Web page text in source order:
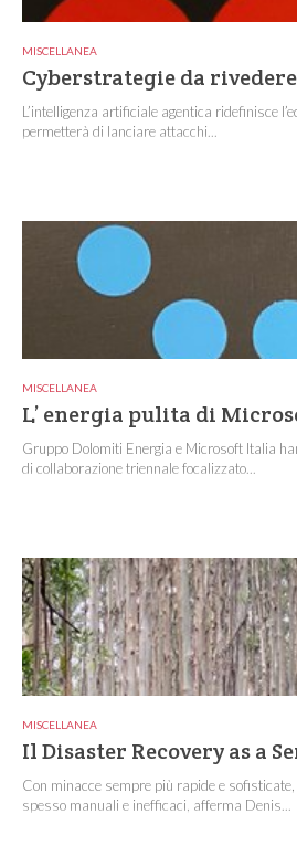
MISCELLANEA
Cyberstrategie da rivedere
L’intelligenza artificiale agentica ridefinisce
permetterà di lanciare attacchi...
MISCELLANEA
L’ energia pulita di
Gruppo Dolomiti Energia e Microsoft Italia
di collaborazione triennale focalizzato...
MISCELLANEA
Il Disaster Recovery as a
Con minacce sempre più rapide e
spesso manuali e inefficaci, afferma Denis...